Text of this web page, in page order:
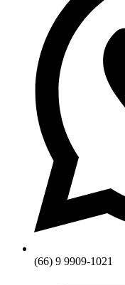
(66) 9 9909-1021